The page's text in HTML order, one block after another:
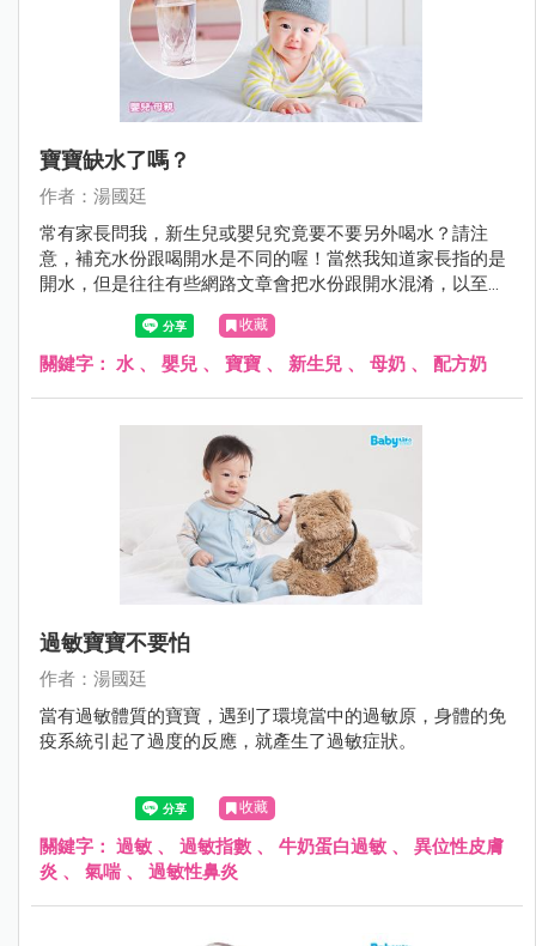
寶寶缺水了嗎？
作者：湯國廷
常有家長問我，新生兒或嬰兒究竟要不要另外喝水？請注
意，補充水份跟喝開水是不同的喔！當然我知道家長指的是
開水，但是往往有些網路文章會把水份跟開水混淆，以至於
家長霧裡看花，不知究竟是哪一篇文章說的是對的。
收藏
關鍵字： 水 、 嬰兒 、 寶寶 、 新生兒 、 母奶 、 配方奶
過敏寶寶不要怕
作者：湯國廷
當有過敏體質的寶寶，遇到了環境當中的過敏原，身體的免
疫系統引起了過度的反應，就產生了過敏症狀。
收藏
關鍵字： 過敏 、 過敏指數 、 牛奶蛋白過敏 、 異位性皮膚
炎 、 氣喘、 過敏性鼻炎